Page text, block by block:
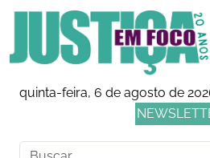
quinta-feira, 6 de agosto de